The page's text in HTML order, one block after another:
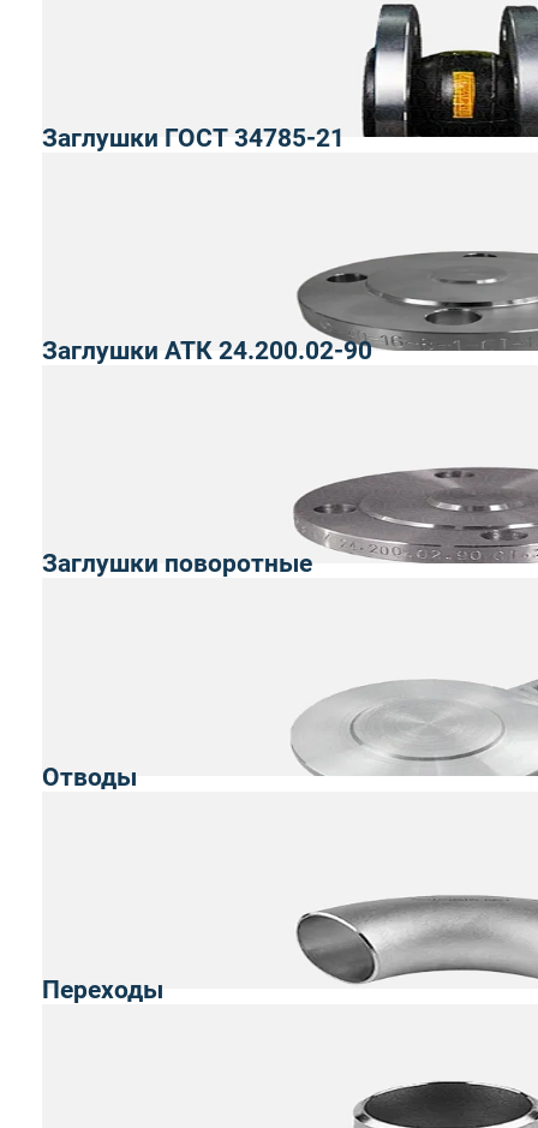
Заглушки ГОСТ 34785-21
Заглушки АТК 24.200.02-90
Заглушки поворотные
Отводы
Переходы